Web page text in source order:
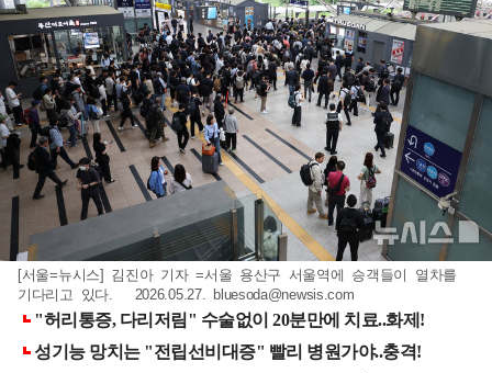
[서울=뉴시스] 김진아 기자 =서울 용산구 서울역에 승객들이 열차를
기다리고 있다. 2026.05.27. bluesoda@newsis.com